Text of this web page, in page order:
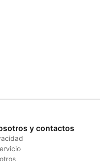
y contactos